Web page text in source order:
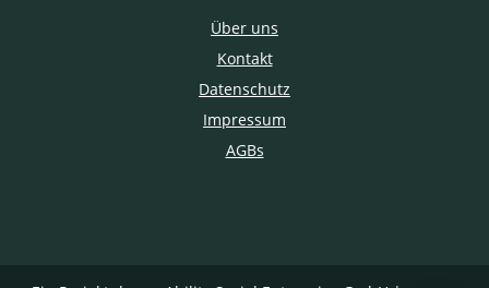
Über uns
Kontakt
Datenschutz
Impressum
AGBs